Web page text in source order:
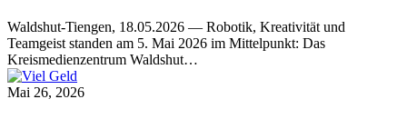
Waldshut-Tiengen, 18.05.2026 — Robotik, Kreativität und
Teamgeist standen am 5. Mai 2026 im Mittelpunkt: Das
Kreismedienzentrum Waldshut…
Mai 26, 2026